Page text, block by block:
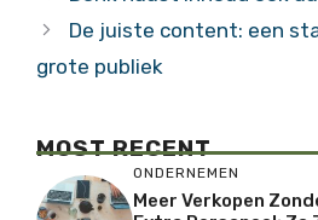
De juiste content: een
grote publiek
MOST RECENT
ONDERNEMEN
Meer Verkopen